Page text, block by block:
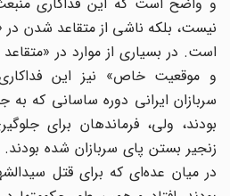
نیست، بلکه ناشی از متقاعد شدن
است. در بسیاری از موارد در
و موقعیت خاص» نیز این
سربازان ایرانی دوره ساسانی که به
بودند، ولی، فرماندهان برای جلوگیری
زنجیر بستن پای سربازان شده بودند.
در میان عده‌ای که برای قتل